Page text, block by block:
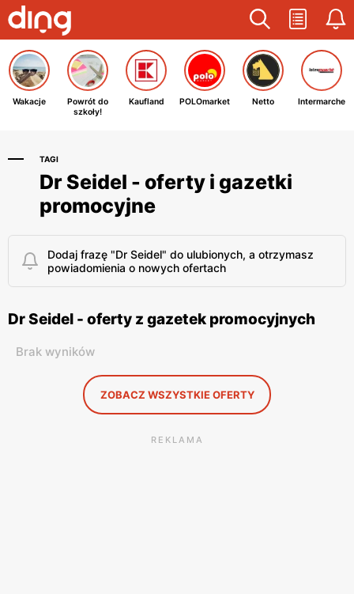
Wakacje
Powrót do
szkoły!
Kaufland POLOmarket Netto Intermarche
TAGI
Dr Seidel - oferty i gazetki
promocyjne
Dodaj frazę "Dr Seidel" do ulubionych, a otrzymasz
powiadomienia o nowych ofertach
Dr Seidel - oferty z gazetek promocyjnych
Brak wyników
ZOBACZ WSZYSTKIE OFERTY
REKLAMA